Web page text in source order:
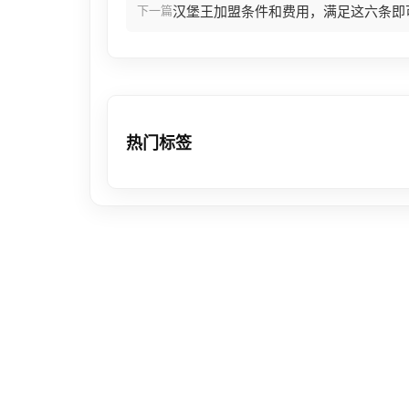
下一篇汉堡王加盟条件和费用，满足这六条即
热门标签